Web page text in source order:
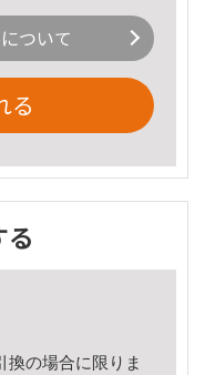
ついて
る
る
換の場合に限りま